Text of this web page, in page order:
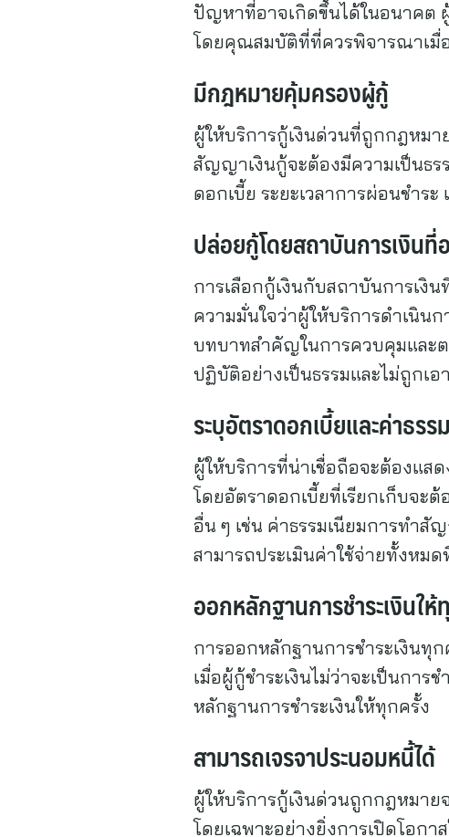
ปัญหาที่อาจเกิดขึ้นได้ในอนาคต
โดยคุณสมบัติที่ที่ควรพิจารณาเมื่
มีกฎหมายคุ้มครองผู้กู้
ผู้ให้บริการกู้เงินด่วนที่ถูกกฎหม
สัญญาเงินกู้จะต้องมีความเป็นธร
ดอกเบี้ย ระยะเวลาการผ่อนชำระ
ปล่อยกู้โดยสถาบันการเงินที่
การเลือกกู้เงินกับสถาบันการเงิ
ความมั่นใจว่าผู้ให้บริการดำเนิน
บทบาทสำคัญในการควบคุมและต
ปฏิบัติอย่างเป็นธรรมและไม่ถูกเอ
ระบุอัตราดอกเบี้ยและค่าธร
ผู้ให้บริการที่น่าเชื่อถือจะต้องแส
โดยอัตราดอกเบี้ยที่เรียกเก็บจะ
อื่น ๆ เช่น ค่าธรรมเนียมการทำสั
สามารถประเมินค่าใช้จ่ายทั้งหม
ออกหลักฐานการชำระเงินใ
การออกหลักฐานการชำระเงิน
เมื่อผู้กู้ชำระเงินไม่ว่าจะเป็นการ
หลักฐานการชำระเงินให้ทุกครั้ง
สามารถเจรจาประนอมหนี้ได้
ผู้ให้บริการกู้เงินด่วนถูกกฎหมา
โดยเฉพาะอย่างยิ่งการเปิดโอกา